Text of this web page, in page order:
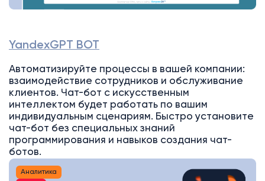
YandexGPT BOT
Автоматизируйте процессы в вашей компании:
взаимодействие сотрудников и обслуживание
клиентов. Чат-бот с искусственным
интеллектом будет работать по вашим
индивидуальным сценариям. Быстро установите
чат-бот без специальных знаний
программирования и навыков создания чат-
ботов.
Аналитика